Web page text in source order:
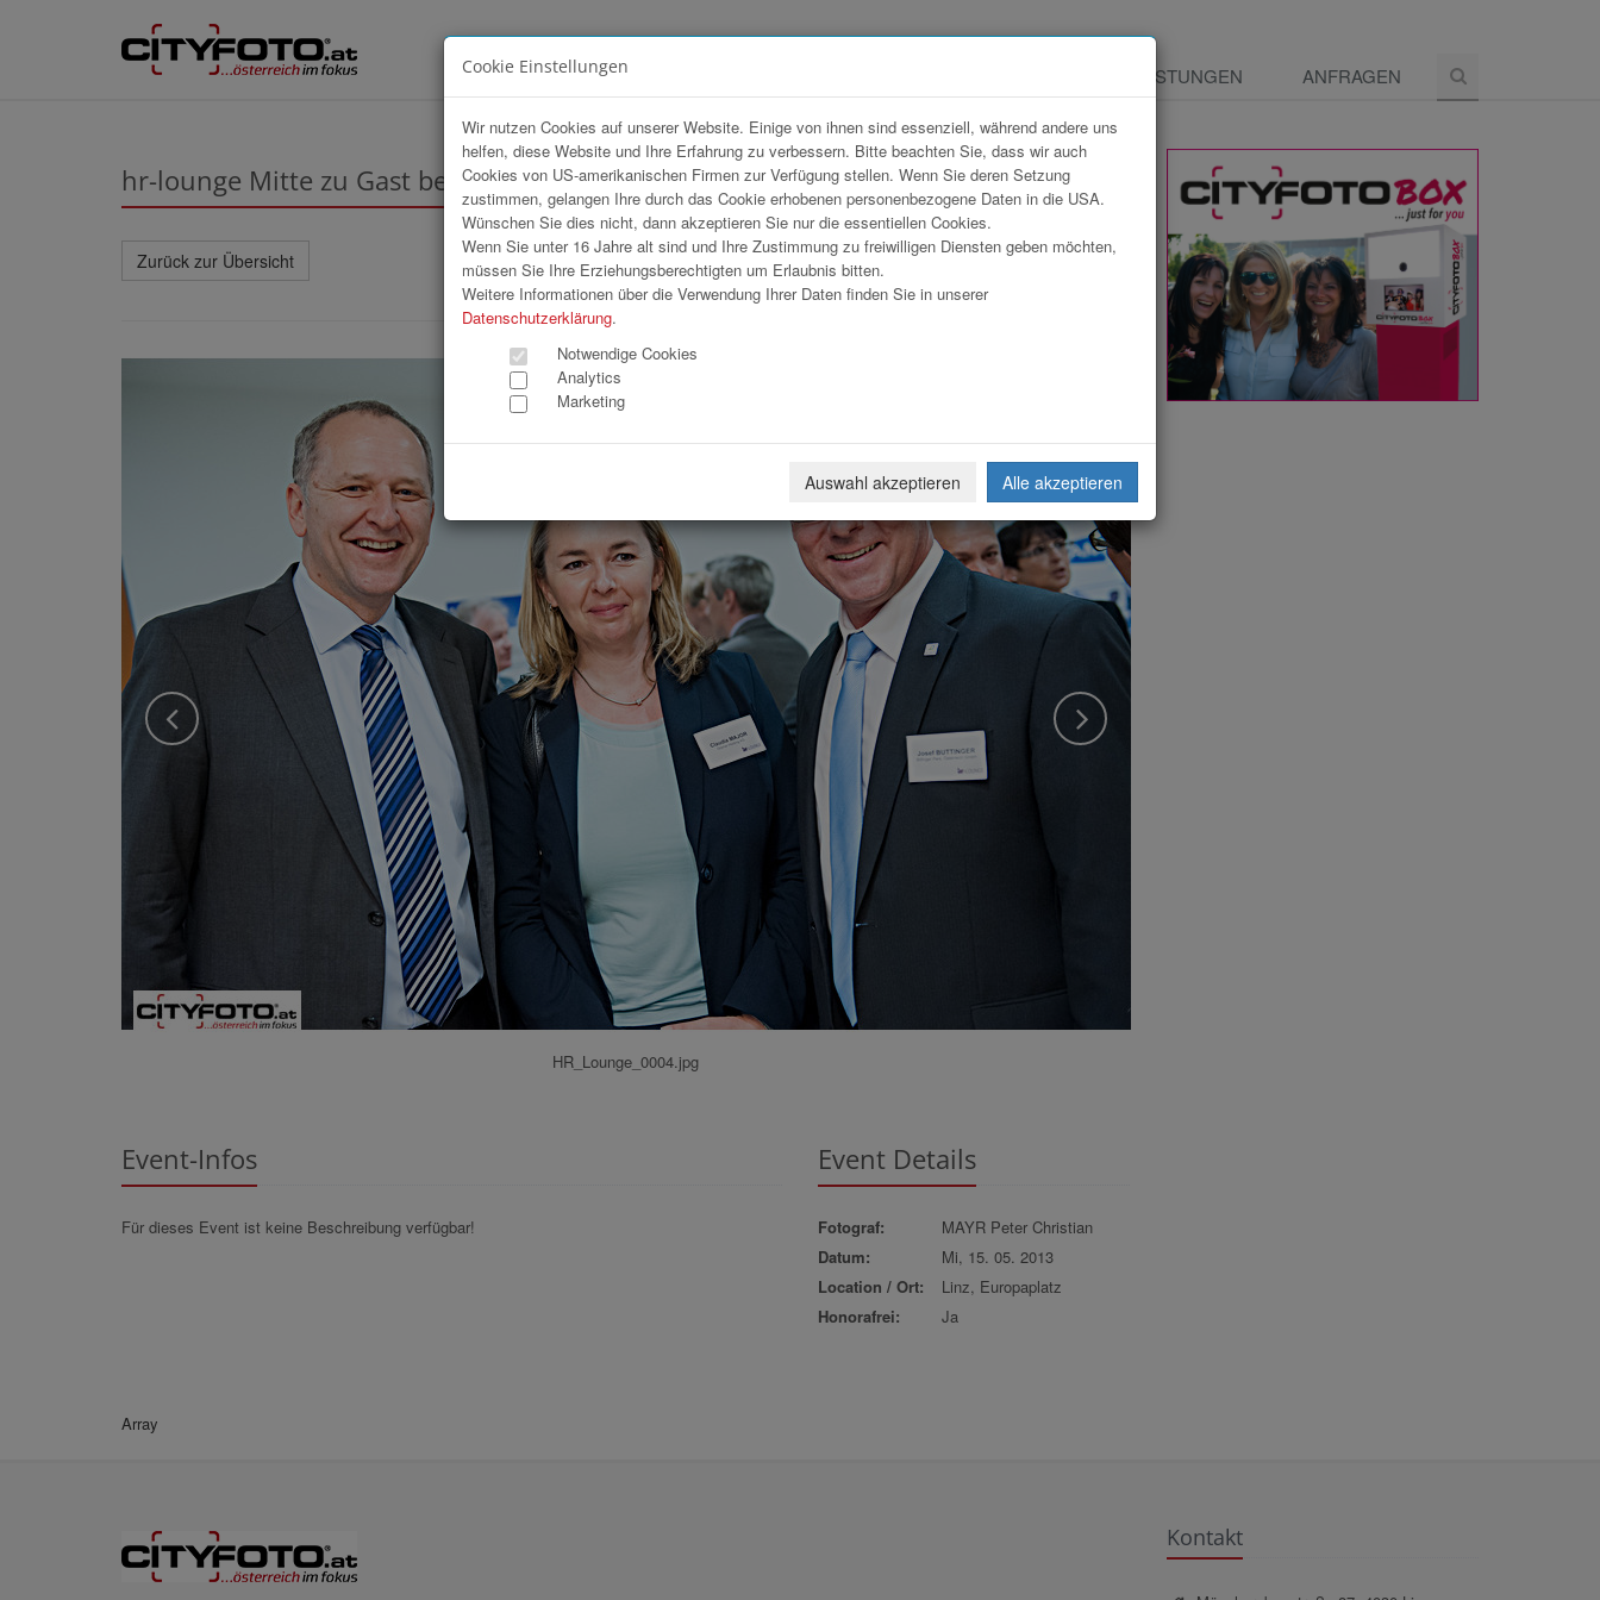
LEISTUNGEN ANFRAGEN
hr-lounge Mitte zu Gast beim AMS OÖ
Zurück zur Übersicht Download Weiterleiten
HR_Lounge_0004.jpg
Event-Infos
Für dieses Event ist keine Beschreibung verfügbar!
Event Details
Fotograf:
MAYR Peter Christian
Datum:
Mi, 15. 05. 2013
Location / Ort:
Linz, Europaplatz
Honorafrei:
Ja
Array
Kontakt
Cookie Einstellungen
Wir nutzen Cookies auf unserer Website. Einige von ihnen sind essenziell, während andere uns
helfen, diese Website und Ihre Erfahrung zu verbessern. Bitte beachten Sie, dass wir auch
Cookies von US-amerikanischen Firmen zur Verfügung stellen. Wenn Sie deren Setzung
zustimmen, gelangen Ihre durch das Cookie erhobenen personenbezogene Daten in die USA.
Wünschen Sie dies nicht, dann akzeptieren Sie nur die essentiellen Cookies.
Wenn Sie unter 16 Jahre alt sind und Ihre Zustimmung zu freiwilligen Diensten geben möchten,
müssen Sie Ihre Erziehungsberechtigten um Erlaubnis bitten.
Weitere Informationen über die Verwendung Ihrer Daten finden Sie in unserer
Datenschutzerklärung.
Notwendige Cookies
Analytics
Marketing
Auswahl akzeptieren Alle akzeptieren